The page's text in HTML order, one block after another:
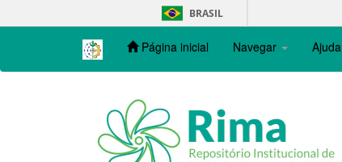
navigation
BRASIL
Página inicial Navegar Ajuda